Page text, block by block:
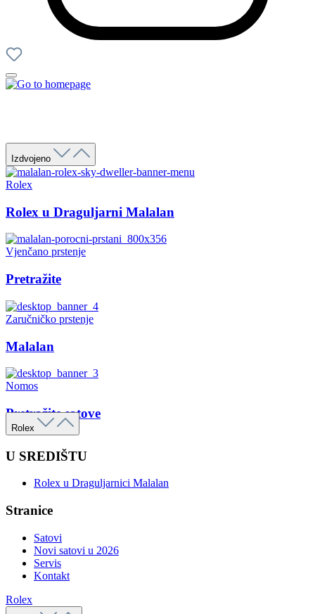
Izdvojeno
Rolex
Rolex u Draguljarni Malalan
Vjenčano prstenje
Pretražite
Zaručničko prstenje
Malalan
Nomos
Pretražite satove
Rolex
U SREDIŠTU
Rolex u Draguljarnici Malalan
Stranice
Satovi
Novi satovi u 2026
Servis
Kontakt
Rolex